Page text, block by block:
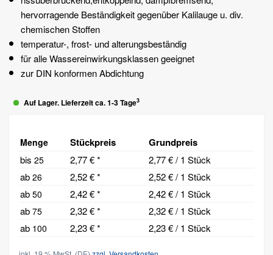
hervorragende Beständigkeit gegenüber Kalilauge u. div.
chemischen Stoffen
temperatur-, frost- und alterungsbeständig
für alle Wassereinwirkungsklassen geeignet
zur DIN konformen Abdichtung
Auf Lager. Lieferzeit ca. 1-3 Tage3
Menge Stückpreis Grundpreis
bis 25 2,77 € *
2,77 € / 1 Stück
ab 26 2,52 € *
2,52 € / 1 Stück
ab 50 2,42 € *
2,42 € / 1 Stück
ab 75 2,32 € *
2,32 € / 1 Stück
ab 100 2,23 € * 2,23 € / 1 Stück